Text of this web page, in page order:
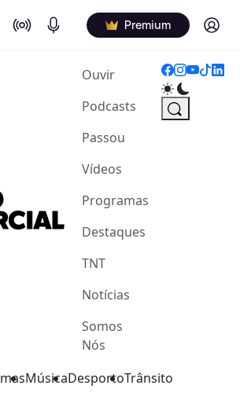
On Air Podcasts Premium Log in
Ouvir(current)
Podcasts
Passou
Vídeos
Programas
Destaques
TNT
Notícias
Somos
Nós
MúsicaDesportoTrânsito